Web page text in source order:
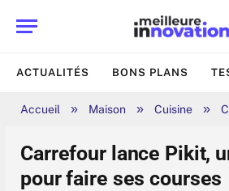
ACTUALITÉS BONS PLANS
Accueil » Maison » Cuisine »
Carrefour lance Pikit,
pour faire ses courses